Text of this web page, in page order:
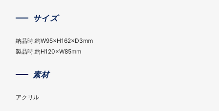
サイズ
納品時:約W95×H162×D3mm
製品時:約H120×W85mm
素材
アクリル